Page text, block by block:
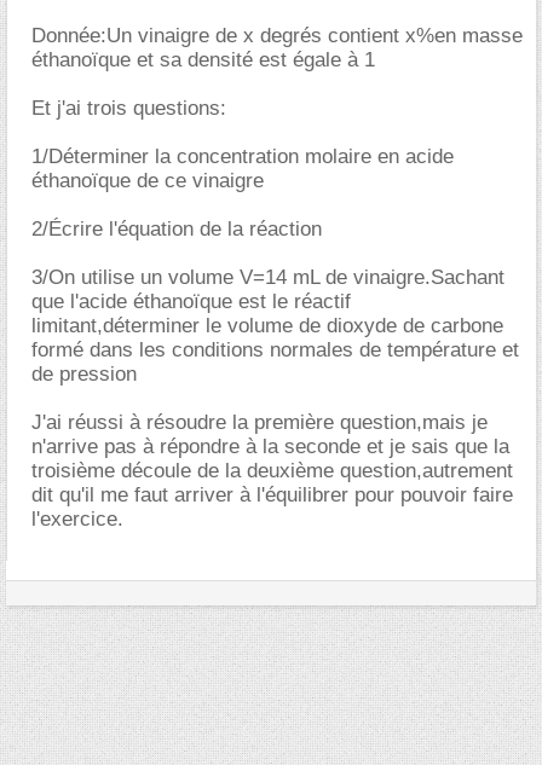
Donnée:Un vinaigre de x degrés contient x%en masse
éthanoïque et sa densité est égale à 1
Et j'ai trois questions:
1/Déterminer la concentration molaire en acide
éthanoïque de ce vinaigre
2/Écrire l'équation de la réaction
3/On utilise un volume V=14 mL de vinaigre.Sachant
que l'acide éthanoïque est le réactif
limitant,déterminer le volume de dioxyde de carbone
formé dans les conditions normales de température et
de pression
J'ai réussi à résoudre la première question,mais je
n'arrive pas à répondre à la seconde et je sais que la
troisième découle de la deuxième question,autrement
dit qu'il me faut arriver à l'équilibrer pour pouvoir faire
l'exercice.